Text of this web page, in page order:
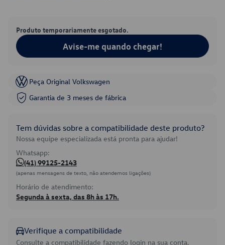
Produto temporariamente esgotado.
Avise-me quando chegar!
Peça Original Volkswagen
Garantia de 3 meses de fábrica
Tem dúvidas sobre a compatibilidade deste produto?
Nossa equipe especializada está pronta para ajudar!
Whatsapp:
(41) 99125-2143
(apenas mensagens de texto, não atendemos ligações)
Horário de atendimento:
Segunda à sexta, das 8h às 17h.
Verifique a compatibilidade
Consulte a compatibilidade fazendo login na sua conta.